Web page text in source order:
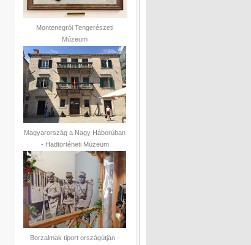
Montenegrói Tengerészeti
Múzeum
Magyarország a Nagy Háborúban
- Hadtörténeti Múzeum
Borzalmak tiport országútján -